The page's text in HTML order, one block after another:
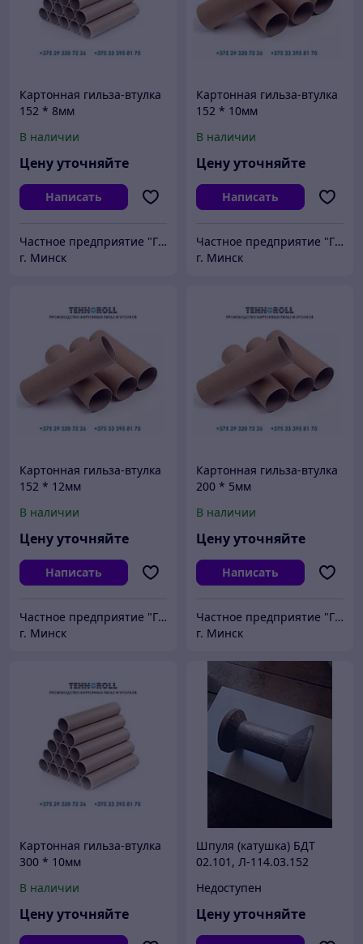
Картонная гильза-втулка
152 * 8мм
В наличии
Цену уточняйте
Написать
Частное предприятие "ГСМ-ПАК ЮНИОН"
г. Минск
Картонная гильза-втулка
152 * 10мм
В наличии
Цену уточняйте
Написать
Частное предприятие "ГСМ-ПАК ЮНИОН"
г. Минск
Картонная гильза-втулка
152 * 12мм
В наличии
Цену уточняйте
Написать
Частное предприятие "ГСМ-ПАК ЮНИОН"
г. Минск
Картонная гильза-втулка
200 * 5мм
В наличии
Цену уточняйте
Написать
Частное предприятие "ГСМ-ПАК ЮНИОН"
г. Минск
Картонная гильза-втулка
300 * 10мм
В наличии
Цену уточняйте
Шпуля (катушка) БДТ
02.101, Л-114.03.152
Недоступен
Цену уточняйте